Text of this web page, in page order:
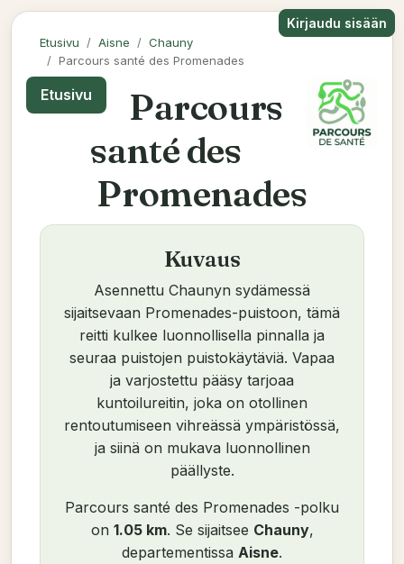
Kirjaudu sisään
Etusivu Aisne
Chauny
Parcours santé des Promenades
Etusivu
Parcours
santé des
Promenades
Kuvaus
Asennettu Chaunyn sydämessä
sijaitsevaan Promenades-puistoon, tämä
reitti kulkee luonnollisella pinnalla ja
seuraa puistojen puistokäytäviä. Vapaa
ja varjostettu pääsy tarjoaa
kuntoilureitin, joka on otollinen
rentoutumiseen vihreässä ympäristössä,
ja siinä on mukava luonnollinen
päällyste.
Parcours santé des Promenades -polku
on 1.05 km. Se sijaitsee Chauny,
departementissa Aisne.